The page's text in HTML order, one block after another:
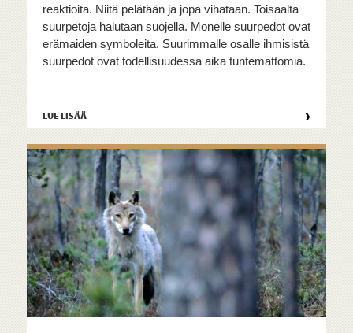
reaktioita. Niitä pelätään ja jopa vihataan. Toisaalta
suurpetoja halutaan suojella. Monelle suurpedot ovat
erämaiden symboleita. Suurimmalle osalle ihmisistä
suurpedot ovat todellisuudessa aika tuntemattomia.
LUE LISÄÄ ›